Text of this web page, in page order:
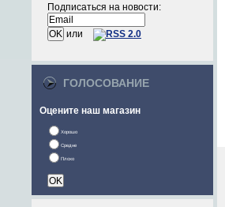
Подписаться на новости:
или
ГОЛОСОВАНИЕ
Оцените наш магазин
Хорошо
Средне
Плохо